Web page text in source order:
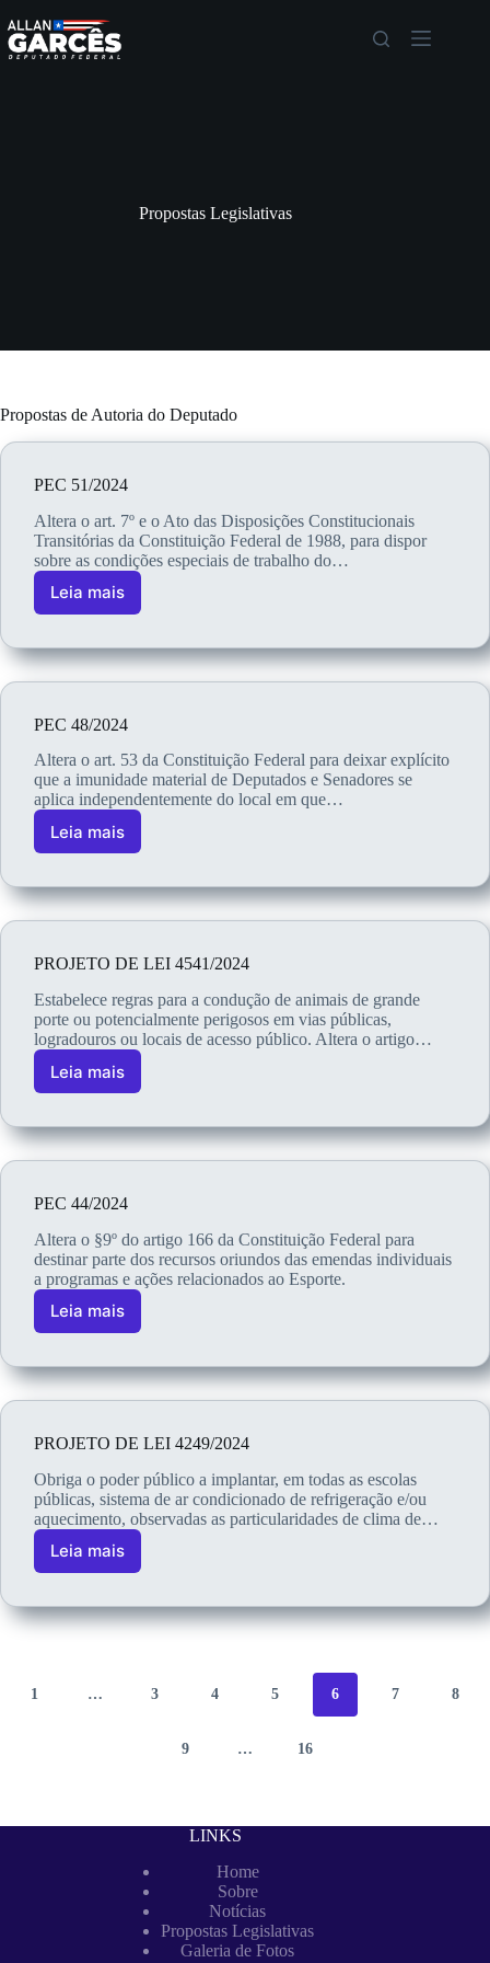
Propostas Legislativas
Propostas de Autoria do Deputado
PEC 51/2024
Altera o art. 7º e o Ato das Disposições Constitucionais
Transitórias da Constituição Federal de 1988, para dispor
sobre as condições especiais de trabalho do…
Leia mais
PEC 48/2024
Altera o art. 53 da Constituição Federal para deixar explícito
que a imunidade material de Deputados e Senadores se
aplica independentemente do local em que…
Leia mais
PROJETO DE LEI 4541/2024
Estabelece regras para a condução de animais de grande
porte ou potencialmente perigosos em vias públicas,
logradouros ou locais de acesso público. Altera o artigo…
Leia mais
PEC 44/2024
Altera o §9º do artigo 166 da Constituição Federal para
destinar parte dos recursos oriundos das emendas individuais
a programas e ações relacionados ao Esporte.
Leia mais
PROJETO DE LEI 4249/2024
Obriga o poder público a implantar, em todas as escolas
públicas, sistema de ar condicionado de refrigeração e/ou
aquecimento, observadas as particularidades de clima de…
Leia mais
1 … 3 4 5 6 7 8
9 … 16
LINKS
Home
Sobre
Notícias
Propostas Legislativas
Galeria de Fotos